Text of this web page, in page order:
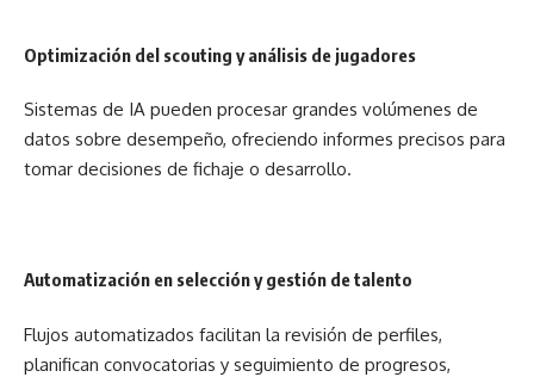
Optimización del scouting y análisis de jugadores
Sistemas de IA pueden procesar grandes volúmenes de
datos sobre desempeño, ofreciendo informes precisos para
tomar decisiones de fichaje o desarrollo.
Automatización en selección y gestión de talento
Flujos automatizados facilitan la revisión de perfiles,
planifican convocatorias y seguimiento de progresos,